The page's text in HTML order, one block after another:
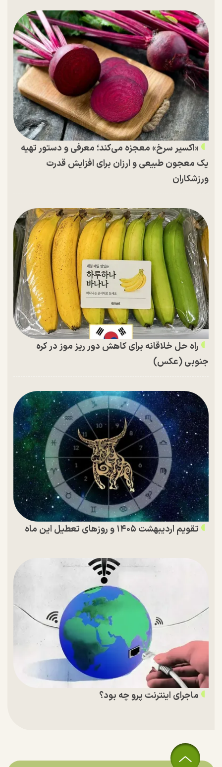
«اکسیر سرخ» معجزه می‌کند؛ معرفی و دستور تهیه
یک معجون طبیعی و ارزان برای افزایش قدرت
ورزشکاران
راه حل خلاقانه برای کاهش دور ریز موز در کره
جنوبی (عکس)
تقویم اردیبهشت ۱۴۰۵ و روز‌های تعطیل این ماه
ماجرای اینترنت پرو چه بود؟